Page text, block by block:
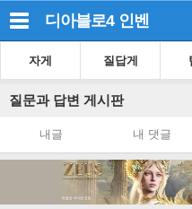
디아블로4 인벤
자게 질답게
질문과 답변 게시판
내글 내 댓글